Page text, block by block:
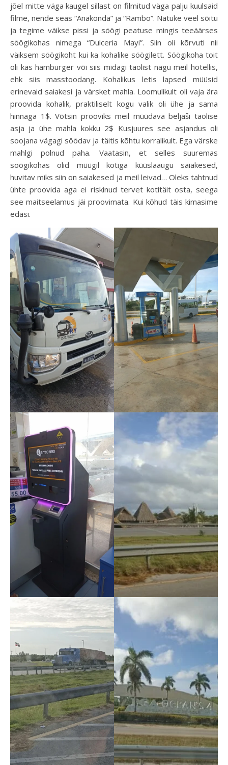
jõel mitte väga kaugel sillast on filmitud väga palju kuulsaid
filme, nende seas “Anakonda” ja “Rambo”. Natuke veel sõitu
ja tegime väikse pissi ja söögi peatuse mingis teeäärses
söögikohas nimega “Dulceria Mayi”. Siin oli kõrvuti nii
väiksem söögikoht kui ka kohalike söögilett. Söögikoha toit
oli kas hamburger või siis midagi taolist nagu meil hotellis,
ehk siis masstoodang. Kohalikus letis lapsed müüsid
erinevaid saiakesi ja värsket mahla. Loomulikult oli vaja ära
proovida kohalik, praktiliselt kogu valik oli ühe ja sama
hinnaga 1$. Võtsin prooviks meil müüdava beljaši taolise
asja ja ühe mahla kokku 2$ Kusjuures see asjandus oli
soojana vägagi söödav ja täitis kõhtu korralikult. Ega värske
mahlgi polnud paha. Vaatasin, et selles suuremas
söögikohas olid müügil kotiga küüslaaugu saiakesed,
huvitav miks siin on saiakesed ja meil leivad… Oleks tahtnud
ühte proovida aga ei riskinud tervet kotitäit osta, seega
see maitseelamus jäi proovimata. Kui kõhud täis kimasime
edasi.